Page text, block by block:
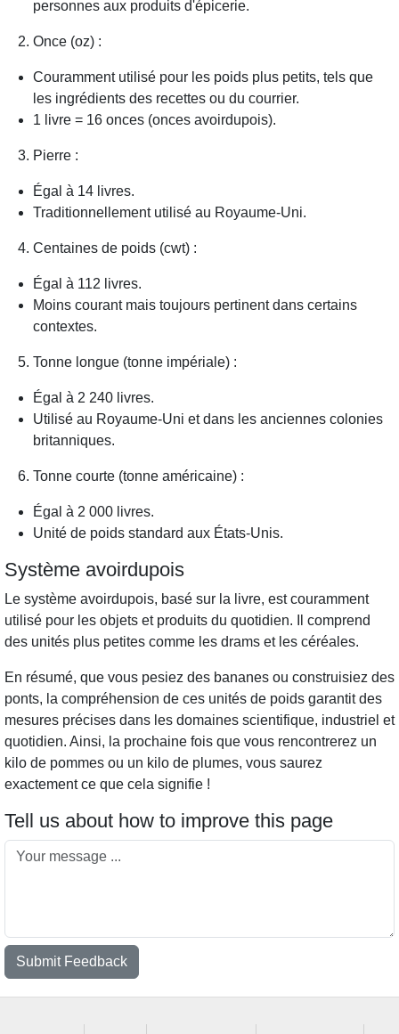
personnes aux produits d'épicerie.
Once (oz) :
Couramment utilisé pour les poids plus petits, tels que
les ingrédients des recettes ou du courrier.
1 livre = 16 onces (onces avoirdupois).
Pierre :
Égal à 14 livres.
Traditionnellement utilisé au Royaume-Uni.
Centaines de poids (cwt) :
Égal à 112 livres.
Moins courant mais toujours pertinent dans certains
contextes.
Tonne longue (tonne impériale) :
Égal à 2 240 livres.
Utilisé au Royaume-Uni et dans les anciennes colonies
britanniques.
Tonne courte (tonne américaine) :
Égal à 2 000 livres.
Unité de poids standard aux États-Unis.
Système avoirdupois
Le système avoirdupois, basé sur la livre, est couramment
utilisé pour les objets et produits du quotidien. Il comprend
des unités plus petites comme les drams et les céréales.
En résumé, que vous pesiez des bananes ou construisiez des
ponts, la compréhension de ces unités de poids garantit des
mesures précises dans les domaines scientifique, industriel et
quotidien. Ainsi, la prochaine fois que vous rencontrerez un
kilo de pommes ou un kilo de plumes, vous saurez
exactement ce que cela signifie !
Tell us about how to improve this page
Submit Feedback